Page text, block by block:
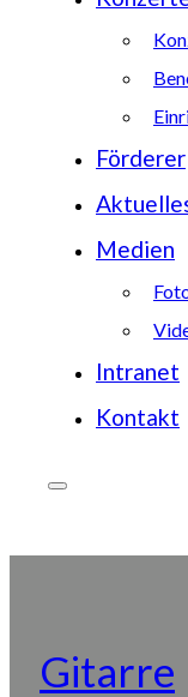
Förderer
Medien
Intranet
Kontakt
Gitarre